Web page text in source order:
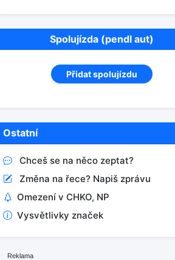
Spolujízda (pendl aut)
Přidat spolujízdu
Ostatní
Chceš se na něco zeptat?
Změna na řece? Napiš zprávu
Omezení v CHKO, NP
Vysvětlivky značek
Reklama